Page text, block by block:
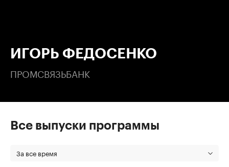
ИГОРЬ ФЕДОСЕНКО
ПРОМСВЯЗЬБАНК
Все выпуски программы
За все время